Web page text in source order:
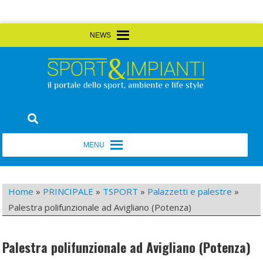
to
Sport&Impianti
Home » PRINCIPALE » TSPORT » Palazzetti e palestre »
Palestra polifunzionale ad Avigliano (Potenza)
Palestra polifunzionale ad Avigliano (Potenza)